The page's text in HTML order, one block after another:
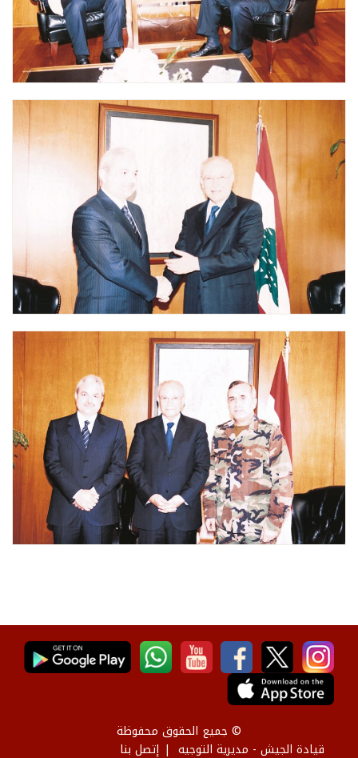
© جميع الحقوق محفوظة
قيادة الجيش - مديرية التوجيه
إتصل بنا